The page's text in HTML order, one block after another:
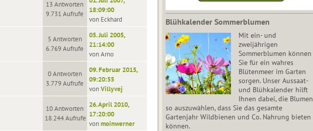
13 Antworten
9.731 Aufrufe
18:09:00
von Eckhard
5 Antworten
6.769 Aufrufe
05. Juli 2005,
21:14:00
von Arno
0 Antworten
3.779 Aufrufe
09. Februar 2015,
09:20:55
vonVillyvej
10 Antworten
18.244 Aufrufe
26. April 2010,
17:20:00
vonmoinwerner
Blühkalender Sommerblumen
Mit ein- und
zweijährigen
Sommerblumen können
Sie für ein wahres
Blütenmeer im Garten
sorgen. Unser Aussaat-
und Blühkalender hilft
Ihnen dabei, die Blumen
so auszuwählen, dass Sie das gesamte
Gartenjahr Wildbienen und Co. Nahrung bieten
können.